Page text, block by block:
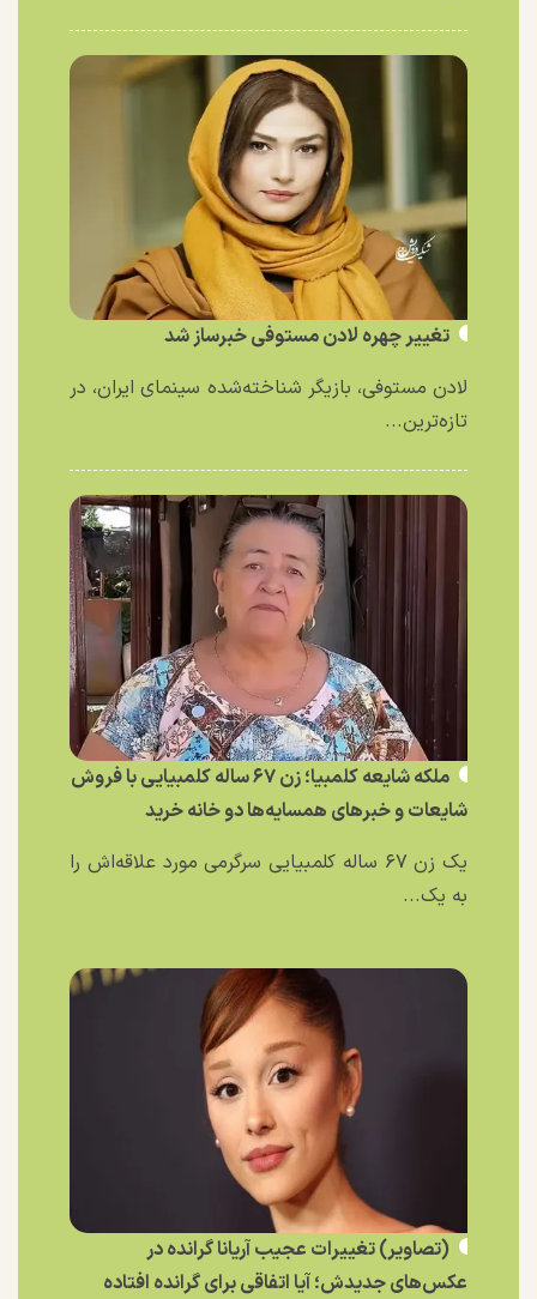
تغییر چهره لادن مستوفی خبرساز شد
لادن مستوفی، بازیگر شناخته‌شده سینمای ایران، در
تازه‌ترین...
ملکه شایعه کلمبیا؛ زن ۶۷ ساله کلمبیایی با فروش
شایعات و خبر‌های همسایه‌ها دو خانه خرید
یک زن ۶۷ ساله کلمبیایی سرگرمی مورد علاقه‌اش را
به یک...
(تصاویر) تغییرات عجیب آریانا گرانده در
عکس‌های جدیدش؛ آیا اتفاقی برای گرانده افتاده